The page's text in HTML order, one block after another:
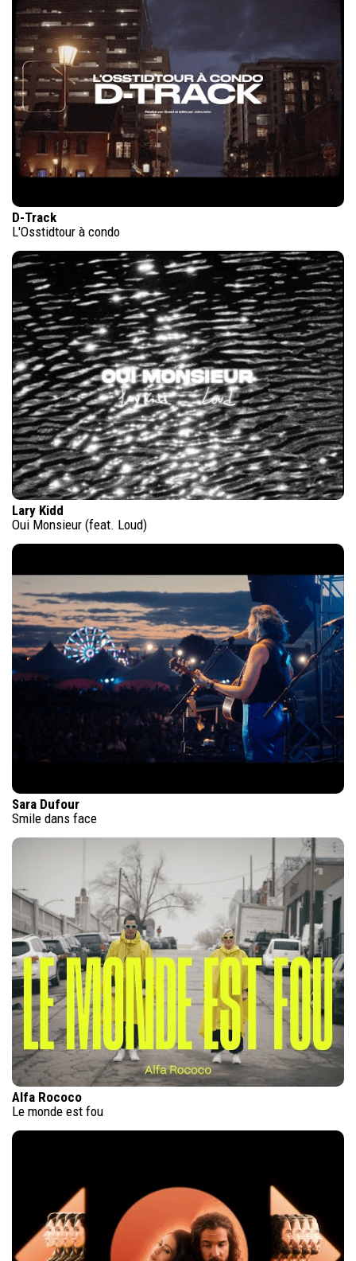
D-Track
L'Osstidtour à condo
Lary Kidd
Oui Monsieur (feat. Loud)
Sara Dufour
Smile dans face
Alfa Rococo
Le monde est fou